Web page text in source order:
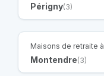
Périgny(3)
Maisons de retraite à
Montendre(3)